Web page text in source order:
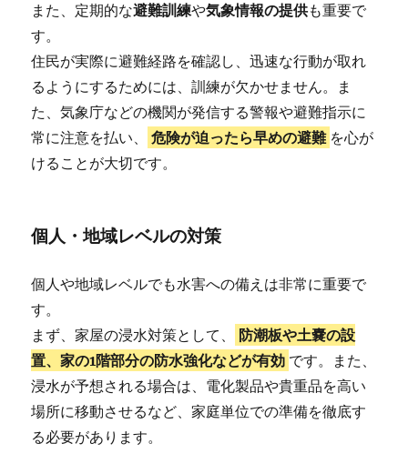
また、定期的な避難訓練や気象情報の提供も重要で
す。
住民が実際に避難経路を確認し、迅速な行動が取れ
るようにするためには、訓練が欠かせません。ま
た、気象庁などの機関が発信する警報や避難指示に
常に注意を払い、
危険が迫ったら早めの避難 を心が
けることが大切です。
個人・地域レベルの対策
個人や地域レベルでも水害への備えは非常に重要で
す。
まず、家屋の浸水対策として、
防潮板や土嚢の設
置、家の1階部分の防水強化などが有効 です。また、
浸水が予想される場合は、電化製品や貴重品を高い
場所に移動させるなど、家庭単位での準備を徹底す
る必要があります。